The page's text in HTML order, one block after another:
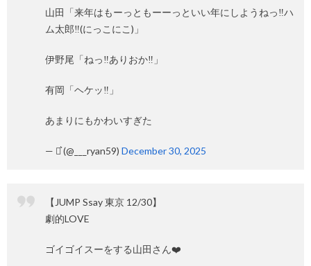
山田「来年はもーっともーーっといい年にしようねっ‼️ハ
ム太郎‼️(にっこにこ)」
伊野尾「ねっ‼️ありおか‼️」
有岡「ヘケッ‼️」
あまりにもかわいすぎた
— ⋆͛ (@___ryan59) December 30, 2025
【JUMP Ssay 東京 12/30】
劇的LOVE
ゴイゴイスーをする山田さん❤️